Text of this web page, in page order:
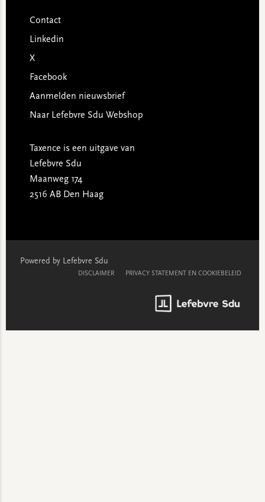
Contact
Linkedin
X
Facebook
Aanmelden nieuwsbrief
Naar Lefebvre Sdu Webshop
Taxence is een uitgave van
Lefebvre Sdu
Maanweg 174
2516 AB Den Haag
Powered by Lefebvre Sdu
DISCLAIMER PRIVACY STATEMENT EN COOKIEBELEID